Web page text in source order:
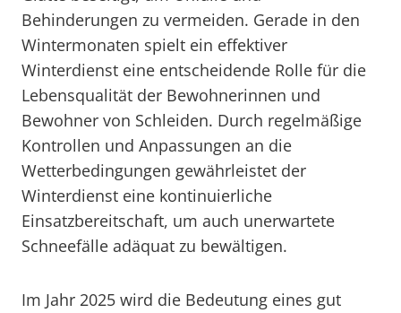
Behinderungen zu vermeiden. Gerade in den
Wintermonaten spielt ein effektiver
Winterdienst eine entscheidende Rolle für die
Lebensqualität der Bewohnerinnen und
Bewohner von Schleiden. Durch regelmäßige
Kontrollen und Anpassungen an die
Wetterbedingungen gewährleistet der
Winterdienst eine kontinuierliche
Einsatzbereitschaft, um auch unerwartete
Schneefälle adäquat zu bewältigen.
Im Jahr 2025 wird die Bedeutung eines gut